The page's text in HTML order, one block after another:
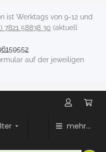
ist Werktags von 9-12 und
7821 58838 30 (aktuell
auf der jeweiligen
mehr...